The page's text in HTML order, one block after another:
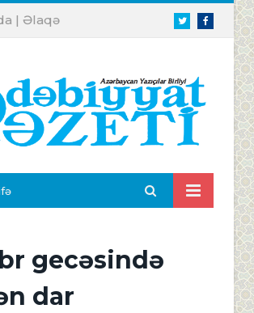
TwitterFacebook
| Əlaqə
gecəsində
dar